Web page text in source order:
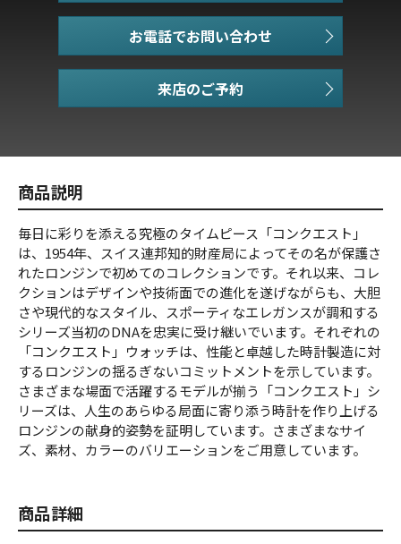
お電話でお問い合わせ
商品説明
毎日に彩りを添える究極のタイムピース「コンクエスト」
は、1954年、スイス連邦知的財産局によってその名が保護さ
れたロンジンで初めてのコレクションです。それ以来、コレ
クションはデザインや技術面での進化を遂げながらも、大胆
さや現代的なスタイル、スポーティなエレガンスが調和する
シリーズ当初のDNAを忠実に受け継いでいます。それぞれの
「コンクエスト」ウォッチは、性能と卓越した時計製造に対
するロンジンの揺るぎないコミットメントを示しています。
さまざまな場面で活躍するモデルが揃う「コンクエスト」シ
リーズは、人生のあらゆる局面に寄り添う時計を作り上げる
ロンジンの献身的姿勢を証明しています。さまざまなサイ
ズ、素材、カラーのバリエーションをご用意しています。
商品詳細